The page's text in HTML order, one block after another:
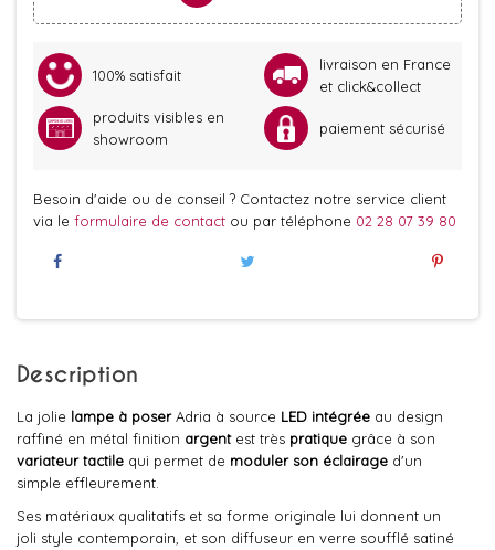
100% satisfait
livraison en France
et click&collect
produits visibles en
showroom
paiement sécurisé
Besoin d'aide ou de conseil ? Contactez notre service client
via le formulaire de contact ou par téléphone 02 28 07 39 80
Description
La jolie lampe à poserAdria à source LED intégrée au design
raffiné en métal finition argentest très pratique grâce à son
variateur tactile qui permet de moduler son éclairage d'un
simple effleurement.
Ses matériaux qualitatifs et sa forme originale lui donnent un
joli style contemporain, et son diffuseur en verre soufflé satiné